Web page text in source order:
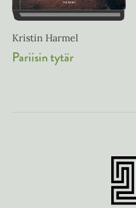
Kristin Harmel
Pariisin tytär